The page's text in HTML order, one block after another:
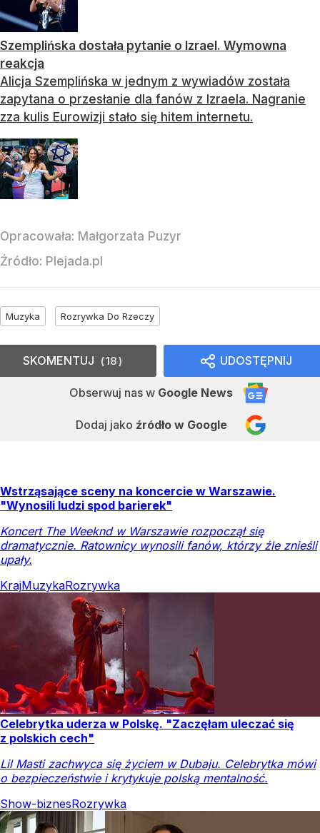
Szemplińska dostała pytanie o Izrael. Wymowna
reakcja
Alicja Szemplińska w jednym z wywiadów została
zapytana o przesłanie dla fanów z Izraela. Nagranie
zza kulis Eurowizji stało się hitem internetu.
Opracowała: Małgorzata Puzyr
Źródło: Plejada.pl
Muzyka Rozrywka Do Rzeczy
UDOSTĘPNIJ
Obserwuj nas w Google News
Dodaj jako źródło w Google
SKOMENTUJ 18
Wstrząsające sceny na koncercie w Warszawie.
"Wynosili ludzi spod barierek"
Koncert The Weeknd w Warszawie rozpoczął się
dramatycznie. Ratownicy wynosili fanów, którzy źle znieśli
upały.
KrajMuzykaRozrywka
Celebrytka uderza w Polskę. "Zaczęłam uleczać się
z polskich cech"
Lil Masti zachwyca się życiem w Dubaju. Celebrytka mówi
o bezpieczeństwie i krytykuje polską mentalność.
Show-biznesRozrywka